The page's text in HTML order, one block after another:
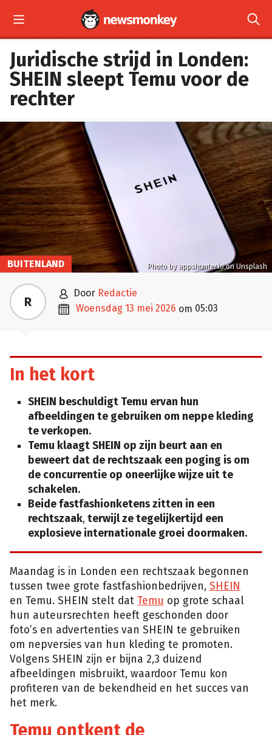
 
Juridische strijd in Londen:
SHEIN sleept Temu voor de
rechter
Photo by appshunter.io on Unsplash
BUITENLAND
R  door Redactie
 woensdag 13 mei 2026 om 05:03
In het kort
SHEIN beschuldigt Temu ervan hun
afbeeldingen te gebruiken om neppe kleding
te verkopen.
Temu klaagt SHEIN op zijn beurt aan en
beweert dat de rechtszaak een poging is om
de concurrentie op oneerlijke wijze uit te
schakelen.
Beide fastfashionketens zitten in een
rechtszaak,terwijl ze tegelijkertijd een
explosieve internationale groei doormaken.
Maandag is in Londen een rechtszaak begonnen
tussen twee grote fastfashionbedrijven, SHEIN
en Temu. SHEIN stelt dat Temu op grote schaal
hun auteursrechten heeft geschonden door
foto’s en advertenties van SHEIN te gebruiken
om nepversies van hun kleding te promoten.
Volgens SHEIN zijn er bijna 2,3 duizend
afbeeldingen misbruikt, waardoor Temu kon
profiteren van de bekendheid en het succes van
het merk.
Temu ontkent de